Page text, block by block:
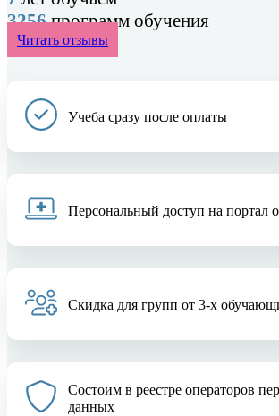
3256программ обучения
Читать отзывы
Учеба сразу после оплаты
Персональный доступ на портал
Скидка для групп от 3-х
Состоим в реестре операторов
данных